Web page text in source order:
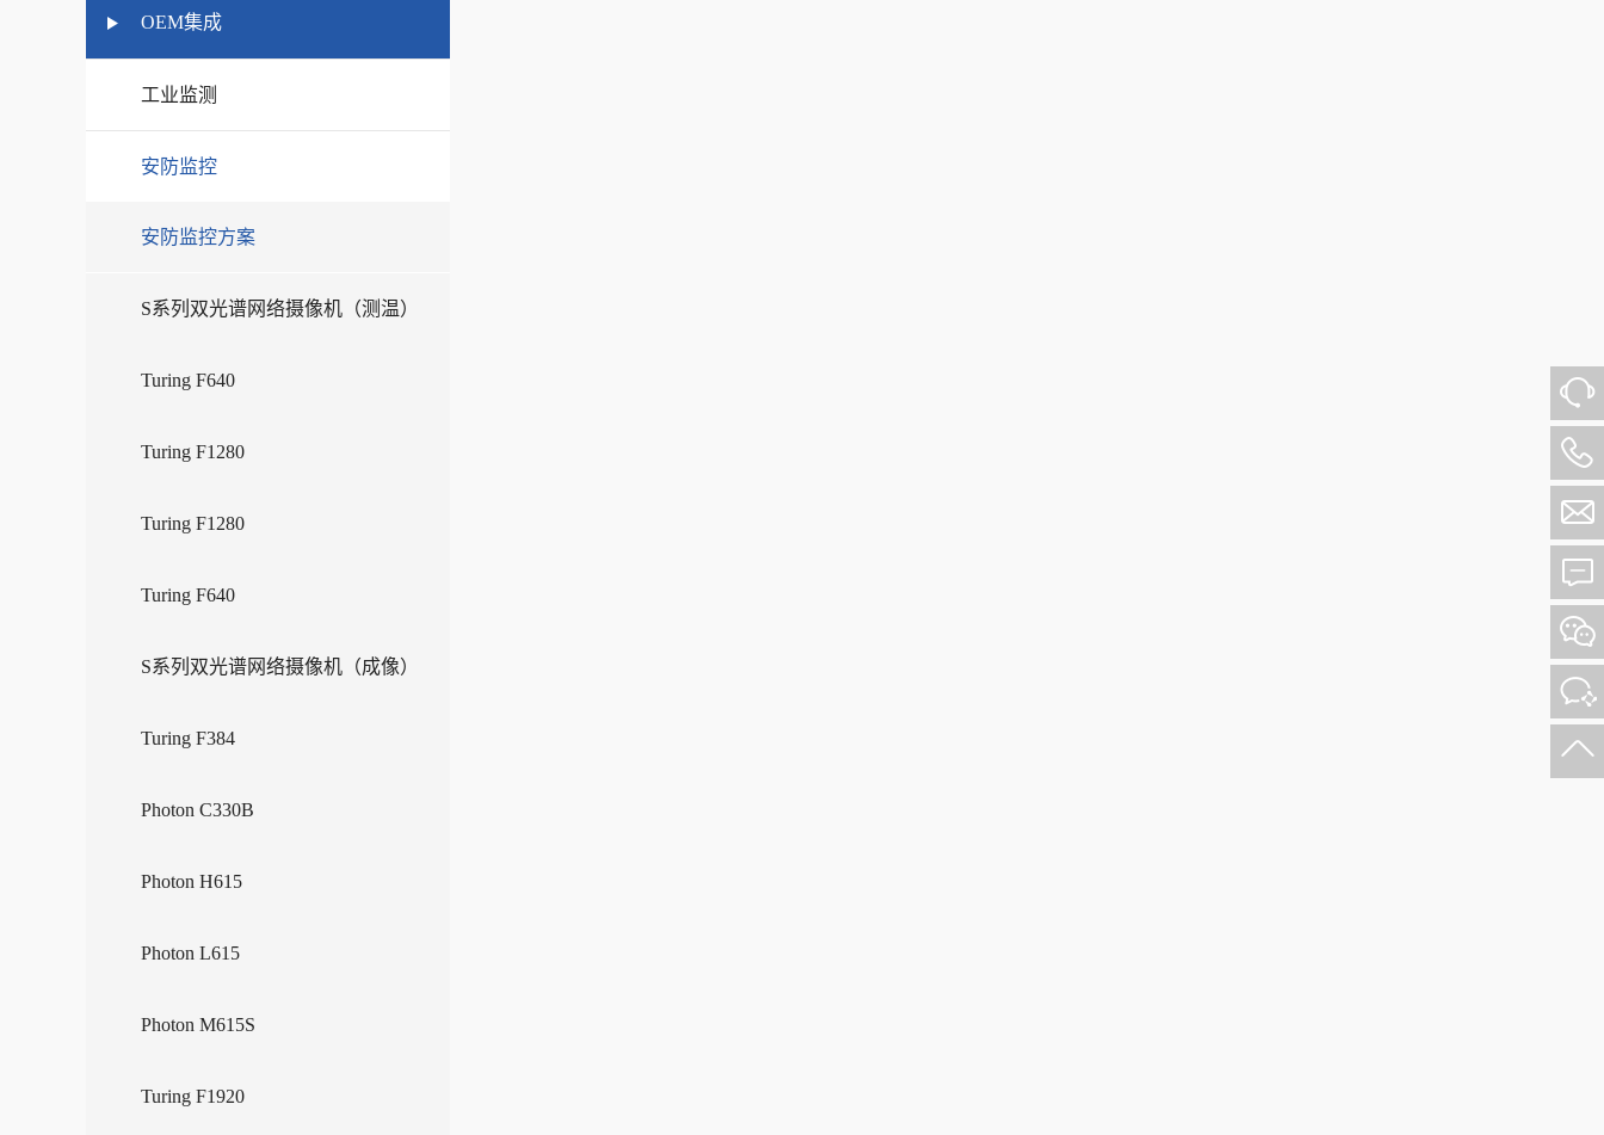
OEM集成
工业监测
安防监控
安防监控方案
S系列双光谱网络摄像机（测温）
Turing F640
Turing F1280
Turing F1280
Turing F640
S系列双光谱网络摄像机（成像）
Turing F384
Photon C330B
Photon H615
Photon L615
Photon M615S
Turing F1920